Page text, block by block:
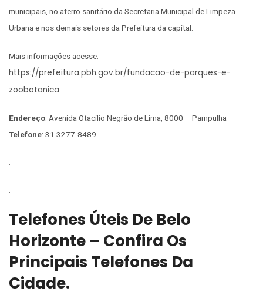
municipais, no aterro sanitário da Secretaria Municipal de Limpeza
Urbana e nos demais setores da Prefeitura da capital.
Mais informações acesse:
https://prefeitura.pbh.gov.br/fundacao-de-parques-e-
zoobotanica
Endereço: Avenida Otacílio Negrão de Lima, 8000 – Pampulha
Telefone: 31 3277-8489
Telefones Úteis De Belo
Horizonte – Confira Os
Principais Telefones Da
Cidade.